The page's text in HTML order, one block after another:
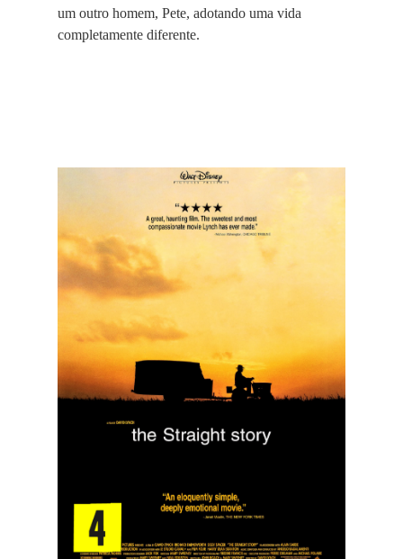
um outro homem, Pete, adotando uma vida
completamente diferente.